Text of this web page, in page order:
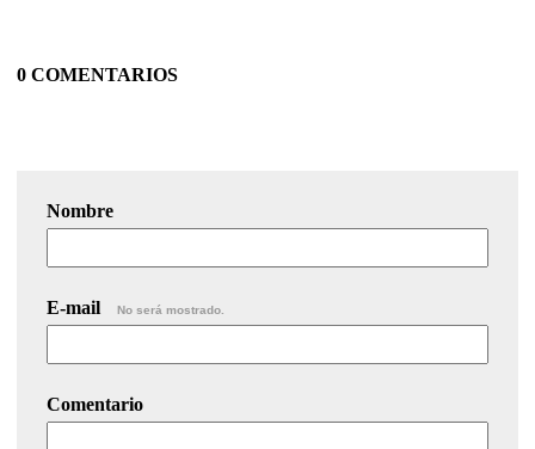
0 COMENTARIOS
Nombre
E-mail No será mostrado.
Comentario